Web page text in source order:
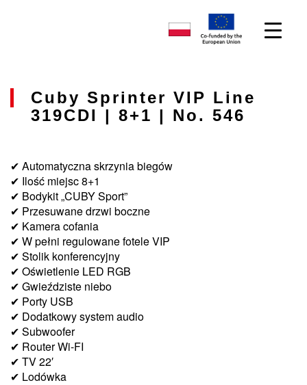
Cuby Sprinter VIP Line
319CDI | 8+1 | No. 546
✔ Automatyczna skrzynia biegów
✔ Ilość miejsc 8+1
✔ Bodykit „CUBY Sport”
✔ Przesuwane drzwi boczne
✔ Kamera cofania
✔ W pełni regulowane fotele VIP
✔ Stolik konferencyjny
✔ Oświetlenie LED RGB
✔ Gwieździste niebo
✔ Porty USB
✔ Dodatkowy system audio
✔ Subwoofer
✔ Router Wi-FI
✔ TV 22′
✔ Lodówka